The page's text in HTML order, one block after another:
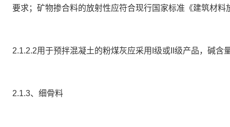
要求；矿物掺合料的放射性应符合现行国家标准《建筑材
2.1.2.2用于预拌混凝土的粉煤灰应采用 I级或II级产品，碱含
2.1.3、细骨料